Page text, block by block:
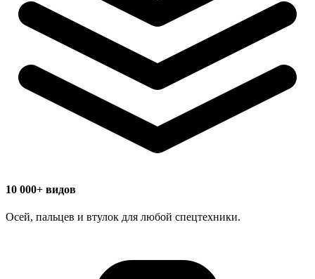
10 000+ видов
Осей, пальцев и втулок для любой спецтехники.